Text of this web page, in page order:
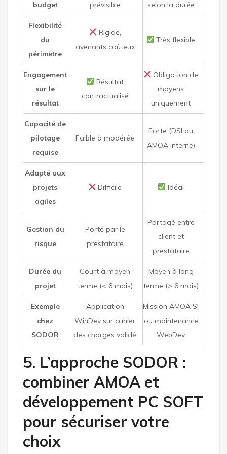
budget prévisible selon la durée
Flexibilité
du
périmètre
Rigide,
avenants coûteux
Très flexible
Engagement
sur le
résultat
Résultat
contractualisé
Obligation de
moyens
uniquement
Capacité de
pilotage
requise
Faible à modérée
Forte (DSI ou
AMOA interne)
Adapté aux
projets
agiles
Difficile Idéal
Gestion du
risque
Porté par le
prestataire
Partagé entre
client et
prestataire
Durée du
projet
Court à moyen
terme (< 6 mois)
Moyen à long
terme (> 6 mois)
Exemple
chez
SODOR
Application
WinDev sur cahier
des charges validé
Mission AMOA SI
ou maintenance
WebDev
5. L’approche SODOR :
combiner AMOA et
développement PC SOFT
pour sécuriser votre
choix